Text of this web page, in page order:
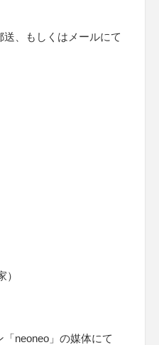
、もしくはメールにて
neoneo」の媒体にて